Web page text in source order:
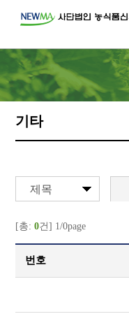
기타
제목
[총:0건] 1/0page
번호